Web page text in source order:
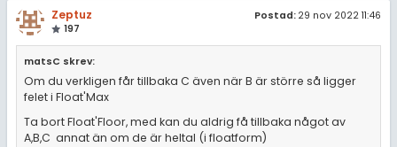
Zeptuz
197
Postad: 29 nov 2022 11:46
matsC skrev:
Om du verkligen får tillbaka C även när B är större så ligger
felet i Float'Max
Ta bort Float'Floor, med kan du aldrig få tillbaka något av
A,B,C annat än om de är heltal (i floatform)